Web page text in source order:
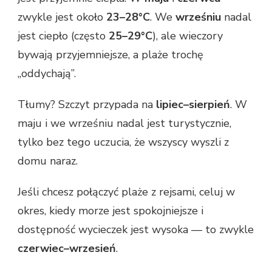
zwykle jest około 23–28°C. We wrześniu nadal
jest ciepło (często 25–29°C), ale wieczory
bywają przyjemniejsze, a plaże trochę
„oddychają”.
Tłumy? Szczyt przypada na lipiec–sierpień. W
maju i we wrześniu nadal jest turystycznie,
tylko bez tego uczucia, że wszyscy wyszli z
domu naraz.
Jeśli chcesz połączyć plaże z rejsami, celuj w
okres, kiedy morze jest spokojniejsze i
dostępność wycieczek jest wysoka — to zwykle
czerwiec–wrzesień.